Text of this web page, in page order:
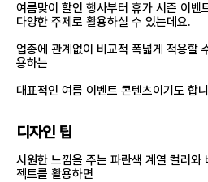
여름맞이 할인 행사부터 휴가 시즌 이벤
다양한 주제로 활용하실 수 있는데요.
업종에 관계없이 비교적 폭넓게 적용할
용하는
대표적인 여름 이벤트 콘텐츠이기도 합
디자인 팁
시원한 느낌을 주는 파란색 계열 컬러와
젝트를 활용하면